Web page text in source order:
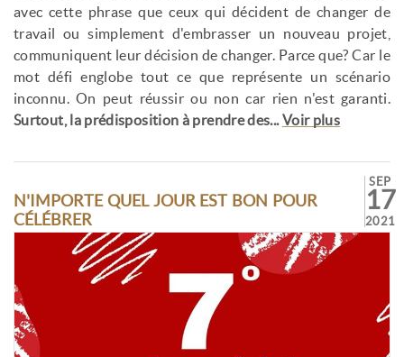
avec cette phrase que ceux qui décident de changer de
travail ou simplement d'embrasser un nouveau projet,
communiquent leur décision de changer. Parce que? Car le
mot défi englobe tout ce que représente un scénario
inconnu. On peut réussir ou non car rien n'est garanti.
Surtout, la prédisposition à prendre des...Voir plus
N'IMPORTE QUEL JOUR EST BON POUR
CÉLÉBRER
SEP
17
2021